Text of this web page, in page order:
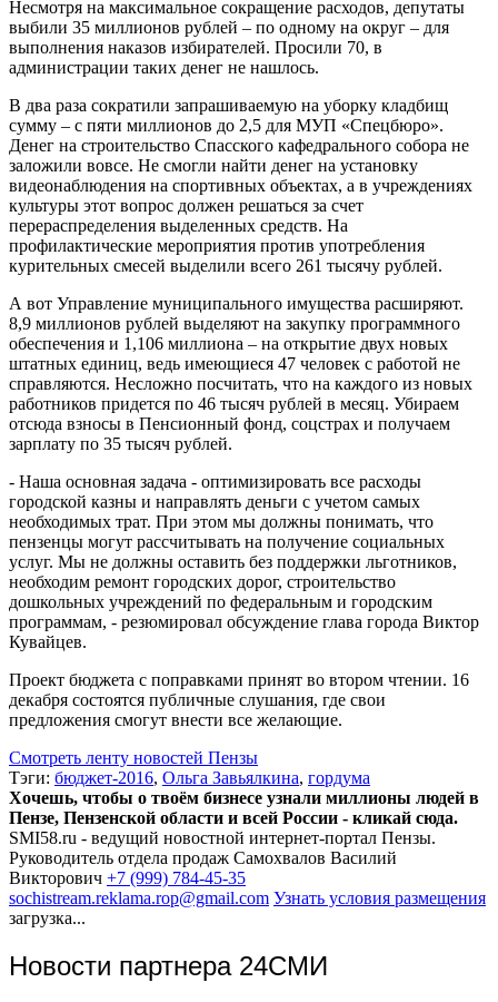
Несмотря на максимальное сокращение расходов, депутаты
выбили 35 миллионов рублей – по одному на округ – для
выполнения наказов избирателей. Просили 70, в
администрации таких денег не нашлось.
В два раза сократили запрашиваемую на уборку кладбищ
сумму – с пяти миллионов до 2,5 для МУП «Спецбюро».
Денег на строительство Спасского кафедрального собора не
заложили вовсе. Не смогли найти денег на установку
видеонаблюдения на спортивных объектах, а в учреждениях
культуры этот вопрос должен решаться за счет
перераспределения выделенных средств. На
профилактические мероприятия против употребления
курительных смесей выделили всего 261 тысячу рублей.
А вот Управление муниципального имущества расширяют.
8,9 миллионов рублей выделяют на закупку программного
обеспечения и 1,106 миллиона – на открытие двух новых
штатных единиц, ведь имеющиеся 47 человек с работой не
справляются. Несложно посчитать, что на каждого из новых
работников придется по 46 тысяч рублей в месяц. Убираем
отсюда взносы в Пенсионный фонд, соцстрах и получаем
зарплату по 35 тысяч рублей.
- Наша основная задача - оптимизировать все расходы
городской казны и направлять деньги с учетом самых
необходимых трат. При этом мы должны понимать, что
пензенцы могут рассчитывать на получение социальных
услуг. Мы не должны оставить без поддержки льготников,
необходим ремонт городских дорог, строительство
дошкольных учреждений по федеральным и городским
программам, - резюмировал обсуждение глава города Виктор
Кувайцев.
Проект бюджета с поправками принят во втором чтении. 16
декабря состоятся публичные слушания, где свои
предложения смогут внести все желающие.
Смотреть ленту новостей Пензы
Тэги: бюджет-2016, Ольга Завьялкина, гордума
Хочешь, чтобы о твоём бизнесе узнали миллионы людей в
Пензе, Пензенской области и всей России - кликай сюда.
SMI58.ru - ведущий новостной интернет-портал Пензы.
Руководитель отдела продаж Самохвалов Василий
Викторович +7 (999) 784-45-35
sochistream.reklama.rop@gmail.com Узнать условия размещения
загрузка...
Новости партнера 24СМИ